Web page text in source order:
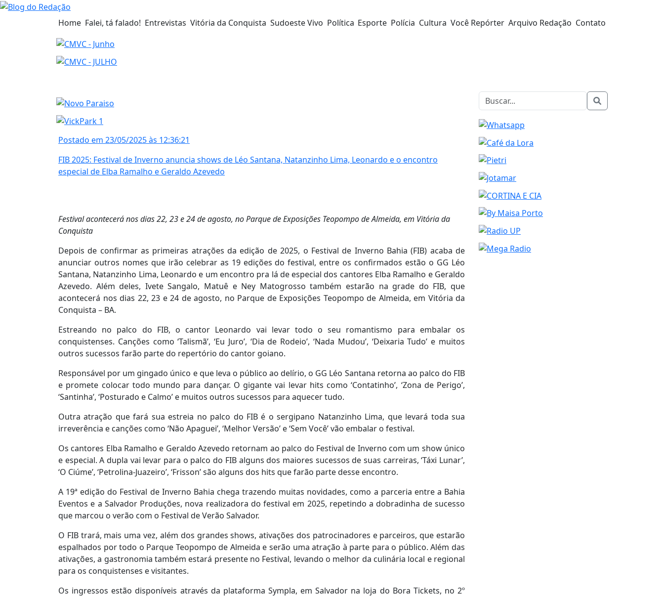
Home Falei, tá falado! Entrevistas Vitória da Conquista Sudoeste Vivo Política Esporte Polícia Cultura Você Repórter Arquivo Redação Contato
Postado em 23/05/2025 às 12:36:21
FIB 2025: Festival de Inverno anuncia shows de Léo Santana, Natanzinho Lima, Leonardo e o encontro
especial de Elba Ramalho e Geraldo Azevedo
Festival acontecerá nos dias 22, 23 e 24 de agosto, no Parque de Exposições Teopompo de Almeida, em Vitória da
Conquista
Depois de confirmar as primeiras atrações da edição de 2025, o Festival de Inverno Bahia (FIB) acaba de
anunciar outros nomes que irão celebrar as 19 edições do festival, entre os confirmados estão o GG Léo
Santana, Natanzinho Lima, Leonardo e um encontro pra lá de especial dos cantores Elba Ramalho e Geraldo
Azevedo. Além deles, Ivete Sangalo, Matuê e Ney Matogrosso também estarão na grade do FIB, que
acontecerá nos dias 22, 23 e 24 de agosto, no Parque de Exposições Teopompo de Almeida, em Vitória da
Conquista – BA.
Estreando no palco do FIB, o cantor Leonardo vai levar todo o seu romantismo para embalar os
conquistenses. Canções como ‘Talismã’, ‘Eu Juro’, ‘Dia de Rodeio’, ‘Nada Mudou’, ‘Deixaria Tudo’ e muitos
outros sucessos farão parte do repertório do cantor goiano.
Responsável por um gingado único e que leva o público ao delírio, o GG Léo Santana retorna ao palco do FIB
e promete colocar todo mundo para dançar. O gigante vai levar hits como ‘Contatinho’, ‘Zona de Perigo’,
‘Santinha’, ‘Posturado e Calmo’ e muitos outros sucessos para aquecer tudo.
Outra atração que fará sua estreia no palco do FIB é o sergipano Natanzinho Lima, que levará toda sua
irreverência e canções como ‘Não Apaguei’, ‘Melhor Versão’ e ‘Sem Você’ vão embalar o festival.
Os cantores Elba Ramalho e Geraldo Azevedo retornam ao palco do Festival de Inverno com um show único
e especial. A dupla vai levar para o palco do FIB alguns dos maiores sucessos de suas carreiras, ‘Táxi Lunar’,
‘O Ciúme’, ‘Petrolina-Juazeiro’, ‘Frisson’ são alguns dos hits que farão parte desse encontro.
A 19ª edição do Festival de Inverno Bahia chega trazendo muitas novidades, como a parceria entre a Bahia
Eventos e a Salvador Produções, nova realizadora do festival em 2025, repetindo a dobradinha de sucesso
que marcou o verão com o Festival de Verão Salvador.
O FIB trará, mais uma vez, além dos grandes shows, ativações dos patrocinadores e parceiros, que estarão
espalhados por todo o Parque Teopompo de Almeida e serão uma atração à parte para o público. Além das
ativações, a gastronomia também estará presente no Festival, levando o melhor da culinária local e regional
para os conquistenses e visitantes.
Os ingressos estão disponíveis através da plataforma Sympla, em Salvador na loja do Bora Tickets, no 2º